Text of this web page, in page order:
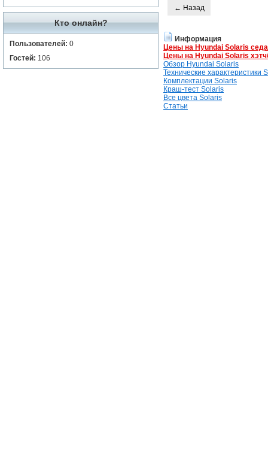
Кто онлайн?
Пользователей: 0
Гостей: 106
← Назад
Информация
Цены на Hyundai Solaris
Цены на Hyundai Solaris
Обзор Hyundai Solaris
Технические характеристики
Комплектации Solaris
Краш-тест Solaris
Все цвета Solaris
Статьи